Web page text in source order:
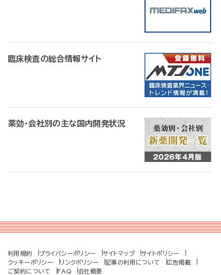
臨床検査の総合情報サイト
薬効・会社別の主な国内開発状況
利用規約 プライバシーポリシー サイトマップ
サイトポリシー
クッキーポリシー
リンクポリシー 記事の利用について
広告掲載
ご契約について
FAQ 会社概要